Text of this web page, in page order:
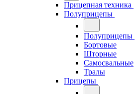
Прицепная техника
Полуприцепы
Полуприцепы
Бортовые
Шторные
Самосвальные
Тралы
Прицепы